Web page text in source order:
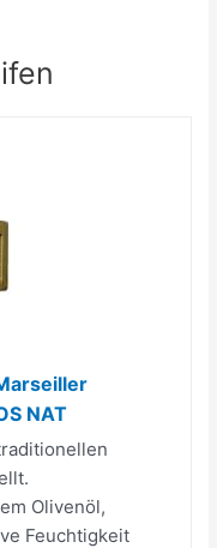
NAT
Olivenöl,
Feuchtigkeit